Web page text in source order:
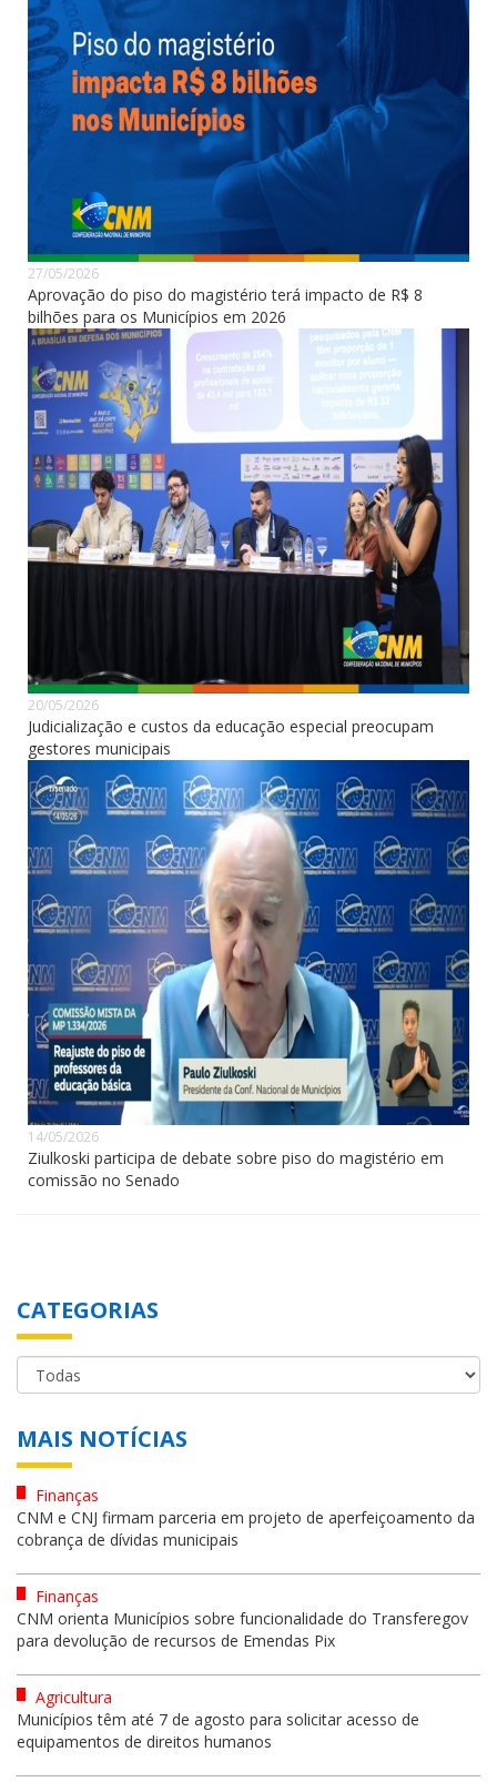
27/05/2026
Aprovação do piso do magistério terá impacto de R$ 8
bilhões para os Municípios em 2026
20/05/2026
Judicialização e custos da educação especial preocupam
gestores municipais
14/05/2026
Ziulkoski participa de debate sobre piso do magistério em
comissão no Senado
CATEGORIAS
MAIS NOTÍCIAS
Finanças
CNM e CNJ firmam parceria em projeto de aperfeiçoamento da
cobrança de dívidas municipais
Finanças
CNM orienta Municípios sobre funcionalidade do Transferegov
para devolução de recursos de Emendas Pix
Agricultura
Municípios têm até 7 de agosto para solicitar acesso de
equipamentos de direitos humanos